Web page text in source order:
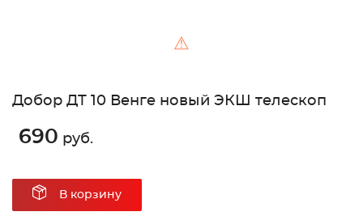
⚠
Добор ДТ 10 Венге новый ЭКШ телескоп
690 руб.
В корзину